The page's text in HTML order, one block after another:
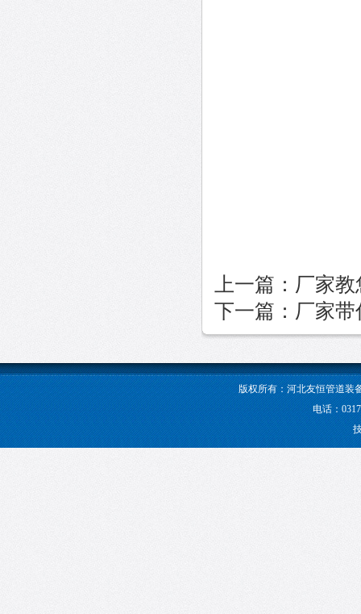
上一篇： 厂家
下一篇： 厂家
版权所有：河北友恒管道
电话：